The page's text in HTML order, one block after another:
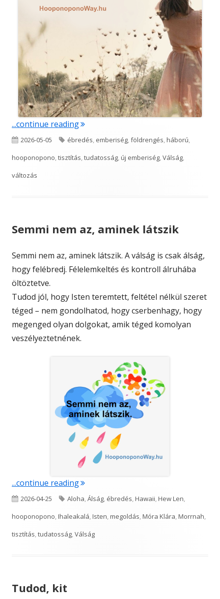
...continue reading"Ennyire még soha…"
Published
on
2026-05-05 Tags
ébredés, emberiség,földrengés,háború,
hooponopono,tisztítás,tudatosság,új emberiség,Válság,
változás
Semmi nem az, aminek látszik
Semmi nem az, aminek látszik. A válság is csak álság,
hogy felébredj. Félelemkeltés és kontroll álruhába
öltöztetve.
Tudod jól, hogy Isten teremtett, feltétel nélkül szeret
téged – nem gondolhatod, hogy cserbenhagy, hogy
megenged olyan dolgokat, amik téged komolyan
veszélyeztetnének.
...continue reading"Semmi nem az, aminek látszik"
Published
on
2026-04-25 Tags
Aloha,Álság, ébredés,Hawaii,Hew Len,
hooponopono,Ihaleakalá,Isten,megoldás,Móra Klára,Morrnah,
tisztítás,tudatosság,Válság
Tudod, kit